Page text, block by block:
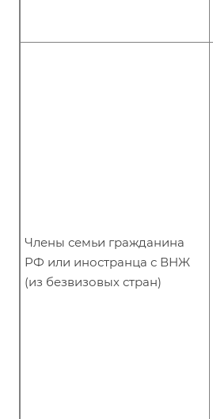
Члены семьи гражданина
РФ или иностранца с ВНЖ
(из безвизовых стран)